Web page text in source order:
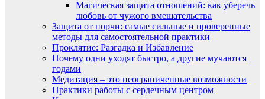
Магическая защита отношений: как уберечь
любовь от чужого вмешательства
Защита от порчи: самые сильные и проверенные
методы для самостоятельной практики
Проклятие: Разгадка и Избавление
Почему одни уходят быстро, а другие мучаются
годами
Медитация – это неограниченные возможности
Практики работы с сердечным центром